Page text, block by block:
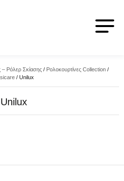
– Ρόλερ Σκίασης / Ρολοκουρτίνες Collection /
/ Unilux
Unilux